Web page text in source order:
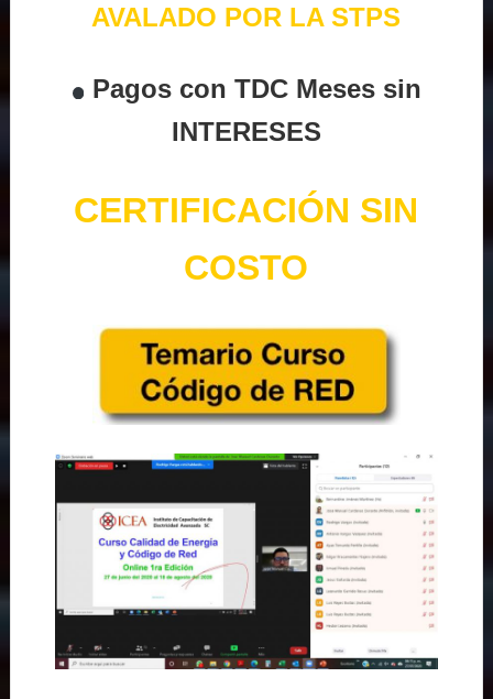
AVALADO POR LA STPS
Pagos con TDC Meses sin
INTERESES
CERTIFICACIÓN SIN
COSTO